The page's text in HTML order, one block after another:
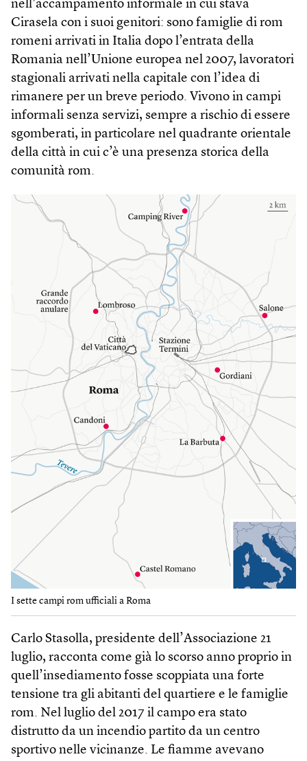
nell’accampamento informale in cui stava
Cirasela con i suoi genitori: sono famiglie di rom
romeni arrivati in Italia dopo l’entrata della
Romania nell’Unione europea nel 2007, lavoratori
stagionali arrivati nella capitale con l’idea di
rimanere per un breve periodo. Vivono in campi
informali senza servizi, sempre a rischio di essere
sgomberati, in particolare nel quadrante orientale
della città in cui c’è una presenza storica della
comunità rom.
I sette campi rom ufficiali a Roma
Carlo Stasolla, presidente dell’Associazione 21
luglio, racconta come già lo scorso anno proprio in
quell’insediamento fosse scoppiata una forte
tensione tra gli abitanti del quartiere e le famiglie
rom. Nel luglio del 2017 il campo era stato
distrutto da un incendio partito da un centro
sportivo nelle vicinanze. Le fiamme avevano